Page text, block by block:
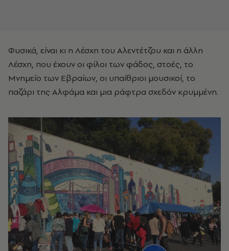
Φυσικά, είναι κι η Λέσχη του Αλεντέτζου και η άλλη
Λέσχη, που έχουν οι φίλοι των φάδος, στοές, το
Μνημείο των Εβραίων, οι υπαίθριοι μουσικοί, το
παζάρι της Αλφάμα και μια ράφτρα σχεδόν κρυμμένη.